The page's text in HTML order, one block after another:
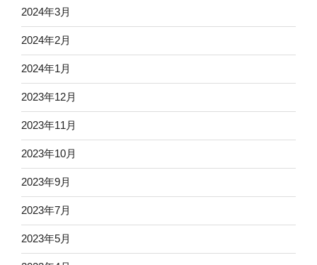
2024年3月
2024年2月
2024年1月
2023年12月
2023年11月
2023年10月
2023年9月
2023年7月
2023年5月